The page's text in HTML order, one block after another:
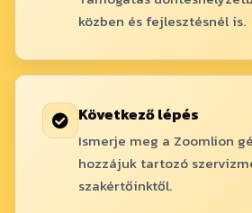
közben és fejlesztésnél is.
Következő lépés
Ismerje meg a Zoomlion
hozzájuk tartozó
szakértőinktől.